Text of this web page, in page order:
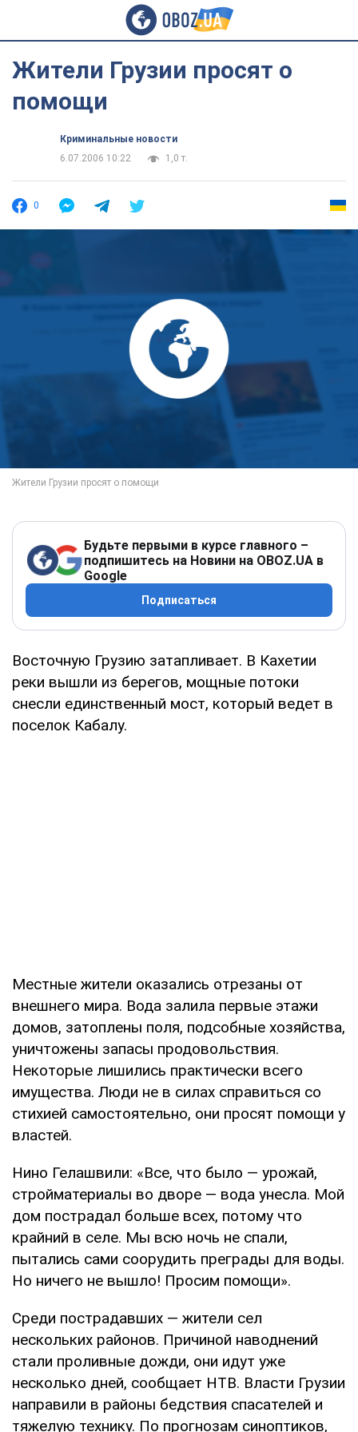
Жители Грузии просят о
помощи
Криминальные новости
6.07.2006 10:22
1,0 т.
0
Будьте первыми в курсе главного –
подпишитесь на Новини на OBOZ.UA в
Google
Подписаться
Восточную Грузию затапливает. В Кахетии
реки вышли из берегов, мощные потоки
снесли единственный мост, который ведет в
поселок Кабалу.
Местные жители оказались отрезаны от
внешнего мира. Вода залила первые этажи
домов, затоплены поля, подсобные хозяйства,
уничтожены запасы продовольствия.
Некоторые лишились практически всего
имущества. Люди не в силах справиться со
стихией самостоятельно, они просят помощи у
властей.
Нино Гелашвили: «Все, что было — урожай,
стройматериалы во дворе — вода унесла. Мой
дом пострадал больше всех, потому что
крайний в селе. Мы всю ночь не спали,
пытались сами соорудить преграды для воды.
Но ничего не вышло! Просим помощи».
Среди пострадавших — жители сел
нескольких районов. Причиной наводнений
стали проливные дожди, они идут уже
несколько дней, сообщает НТВ. Власти Грузии
направили в районы бедствия спасателей и
тяжелую технику. По прогнозам синоптиков,